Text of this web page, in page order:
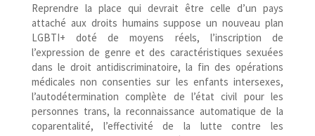
Reprendre la place qui devrait être celle d’un pays
attaché aux droits humains suppose un nouveau plan
LGBTI+ doté de moyens réels, l’inscription de
l’expression de genre et des caractéristiques sexuées
dans le droit antidiscriminatoire, la fin des opérations
médicales non consenties sur les enfants intersexes,
l’autodétermination complète de l’état civil pour les
personnes trans, la reconnaissance automatique de la
coparentalité, l’effectivité de la lutte contre les